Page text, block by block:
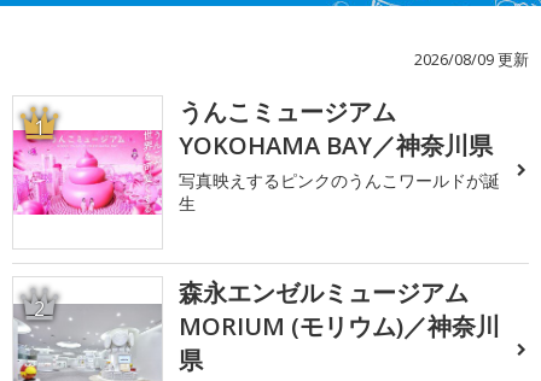
2026/08/09 更新
1
うんこミュージアム
YOKOHAMA BAY／神奈川県
写真映えするピンクのうんこワールドが誕
生
2
森永エンゼルミュージアム
MORIUM (モリウム)／神奈川
県